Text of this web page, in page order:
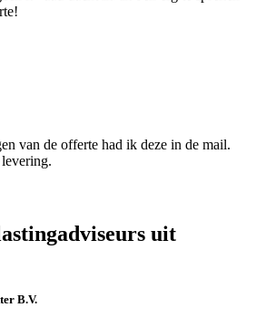
van de offerte had ik deze in de mail.
uit
B.V.